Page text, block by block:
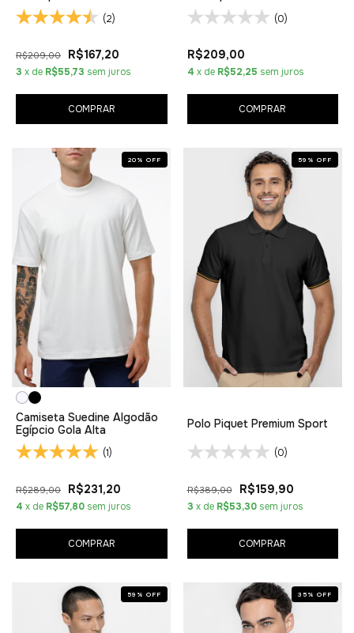
(2)
R$209,00 R$167,20
3 x de R$55,73 sem juros
COMPRAR
(0)
R$209,00
4 x de R$52,25 sem juros
COMPRAR
20 % OFF
Camiseta Suedine Algodão
Egípcio Gola Alta
(1)
R$289,00 R$231,20
4 x de R$57,80 sem juros
COMPRAR
59 % OFF
Polo Piquet Premium Sport
(0)
R$389,00 R$159,90
3 x de R$53,30 sem juros
COMPRAR
59 % OFF 35 % OFF